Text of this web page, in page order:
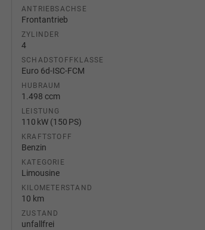
ANTRIEBSACHSE
Frontantrieb
ZYLINDER
4
SCHADSTOFFKLASSE
Euro 6d-ISC-FCM
HUBRAUM
1.498 ccm
LEISTUNG
110 kW (150 PS)
KRAFTSTOFF
Benzin
KATEGORIE
Limousine
KILOMETERSTAND
10 km
ZUSTAND
unfallfrei